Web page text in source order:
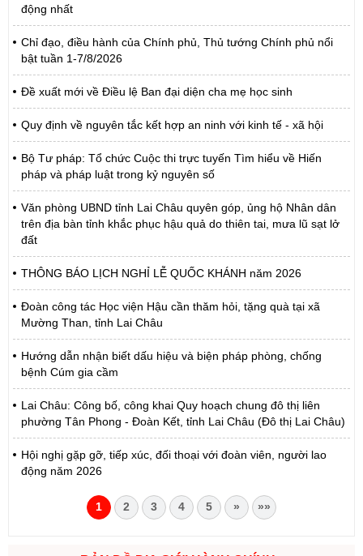
động nhất
Chỉ đạo, điều hành của Chính phủ, Thủ tướng Chính phủ nổi
bật tuần 1-7/8/2026
Đề xuất mới về Điều lệ Ban đại diện cha mẹ học sinh
Quy định về nguyên tắc kết hợp an ninh với kinh tế - xã hội
Bộ Tư pháp: Tổ chức Cuộc thi trực tuyến Tìm hiểu về Hiến
pháp và pháp luật trong kỷ nguyên số
Văn phòng UBND tỉnh Lai Châu quyên góp, ủng hộ Nhân dân
trên địa bàn tỉnh khắc phục hậu quả do thiên tai, mưa lũ sạt lở
đất
THÔNG BÁO LỊCH NGHỈ LỄ QUỐC KHÁNH năm 2026
Đoàn công tác Học viện Hậu cần thăm hỏi, tặng quà tại xã
Mường Than, tỉnh Lai Châu
Hướng dẫn nhận biết dấu hiệu và biện pháp phòng, chống
bệnh Cúm gia cầm
Lai Châu: Công bố, công khai Quy hoạch chung đô thị liên
phường Tân Phong - Đoàn Kết, tỉnh Lai Châu (Đô thị Lai Châu)
Hội nghị gặp gỡ, tiếp xúc, đối thoại với đoàn viên, người lao
động năm 2026
1 2 3 4 5 » »»